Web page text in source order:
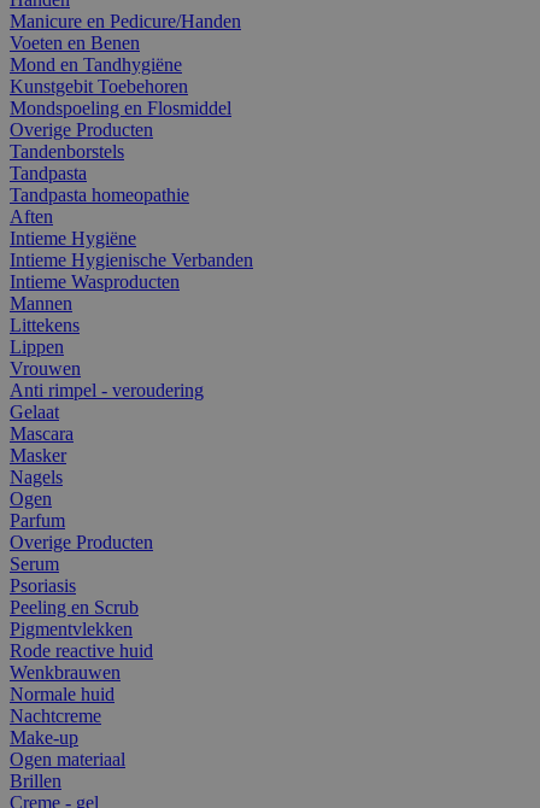
Manicure en Pedicure/Handen
Voeten en Benen
Mond en Tandhygiëne
Kunstgebit Toebehoren
Mondspoeling en Flosmiddel
Overige Producten
Tandenborstels
Tandpasta
Tandpasta homeopathie
Aften
Intieme Hygiëne
Intieme Hygienische Verbanden
Intieme Wasproducten
Mannen
Littekens
Lippen
Vrouwen
Anti rimpel - veroudering
Gelaat
Mascara
Masker
Nagels
Ogen
Parfum
Overige Producten
Serum
Psoriasis
Peeling en Scrub
Pigmentvlekken
Rode reactive huid
Wenkbrauwen
Normale huid
Nachtcreme
Make-up
Ogen materiaal
Brillen
Creme - gel